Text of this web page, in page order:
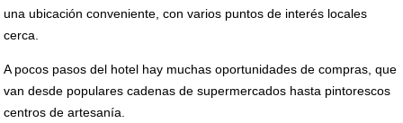
una ubicación conveniente, con varios puntos de interés locales
cerca.
A pocos pasos del hotel hay muchas oportunidades de compras, que
van desde populares cadenas de supermercados hasta pintorescos
centros de artesanía.